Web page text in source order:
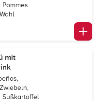
mit
Süßkartoffel